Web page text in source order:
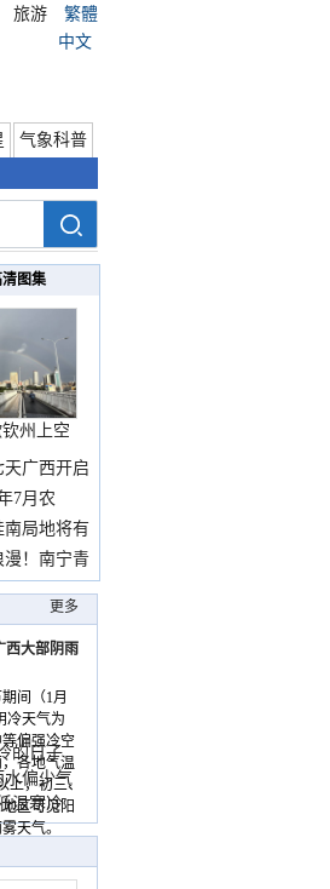
旅游
繁體
中文
气象科普
清图集
州上空
天广西开启
7月农
南局地将有
漫！南宁青
更多
西大部阴雨
间（1月
冷天气为
偏强冷空
各地气温
，初三、
区可见阳
天气。
的日子
偏少气
温寒冷